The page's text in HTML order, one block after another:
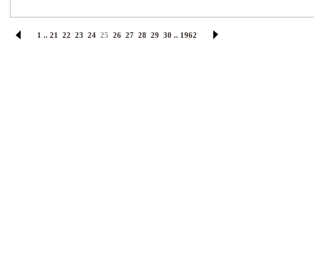
1 .. 21 22 23 24 25 26 27 28 29 30 .. 1962